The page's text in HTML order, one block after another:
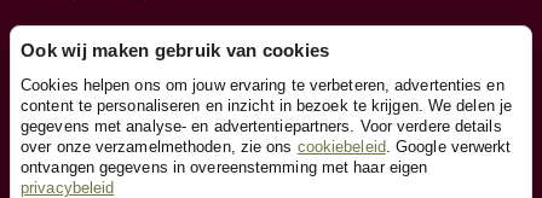
Contact
Ook wij maken gebruik van cookies
Cookies helpen ons om jouw ervaring te verbeteren, advertenties en
content te personaliseren en inzicht in bezoek te krijgen. We delen je
gegevens met analyse- en advertentiepartners. Voor verdere details
over onze verzamelmethoden, zie ons cookiebeleid. Google verwerkt
ontvangen gegevens in overeenstemming met haar eigen
privacybeleid